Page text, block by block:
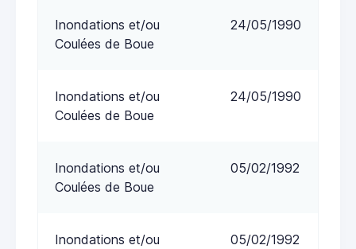
Inondations et/ou
Coulées de Boue
24/05/1990
Inondations et/ou
Coulées de Boue
24/05/1990
Inondations et/ou
Coulées de Boue
05/02/1992
Inondations et/ou
05/02/1992